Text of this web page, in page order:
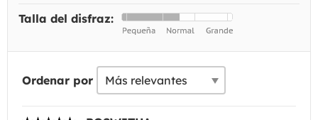
Talla del disfraz:
Ordenar por